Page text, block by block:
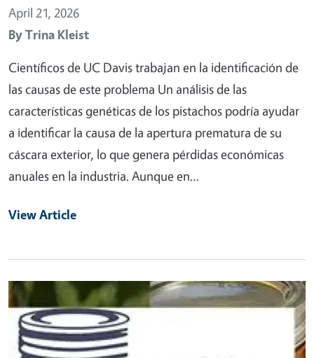
April 21, 2026
ByTrina Kleist
Científicos de UC Davis trabajan en la identificación de
las causas de este problema Un análisis de las
características genéticas de los pistachos podría ayudar
a identificar la causa de la apertura prematura de su
cáscara exterior, lo que genera pérdidas económicas
anuales en la industria. Aunque en…
View Article
Primary Image